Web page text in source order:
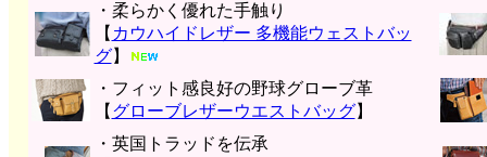
・柔らかく優れた手触り
【 カウハイドレザー 多機能ウェストバッ
グ】
・フィット感良好の野球グローブ革
【 グローブレザーウエストバッグ】
・英国トラッドを伝承